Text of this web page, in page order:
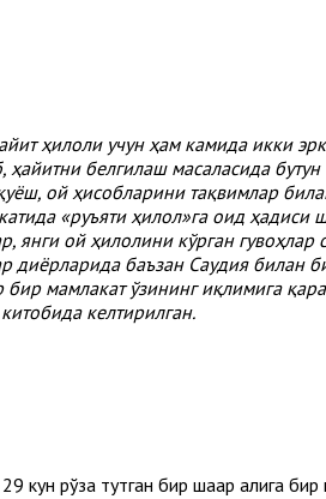
ҳилоли учун ҳам камида икки
ҳайитни белгилаш масаласида бутун
ой ҳисобларини тақвимлар
«руъяти ҳилол»га оид ҳадиси
янги ой ҳилолини кўр­ган гувоҳлар
диёрларида баъзан Саудия билан
бир мамлакатўзинингиқлимига
китобида келтирилган.
кун рўза тутган бир шаҳар аҳлига